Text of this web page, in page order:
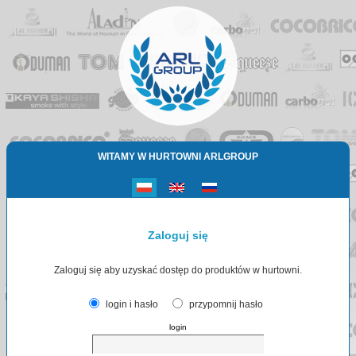
WITAMY W HURTOWNI ARLGROUP
Zaloguj się
Zaloguj się aby uzyskać dostęp do produktów w hurtowni.
login i hasło przypomnij hasło
login